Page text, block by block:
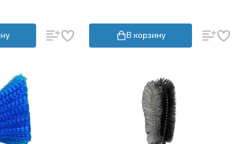
В корзину